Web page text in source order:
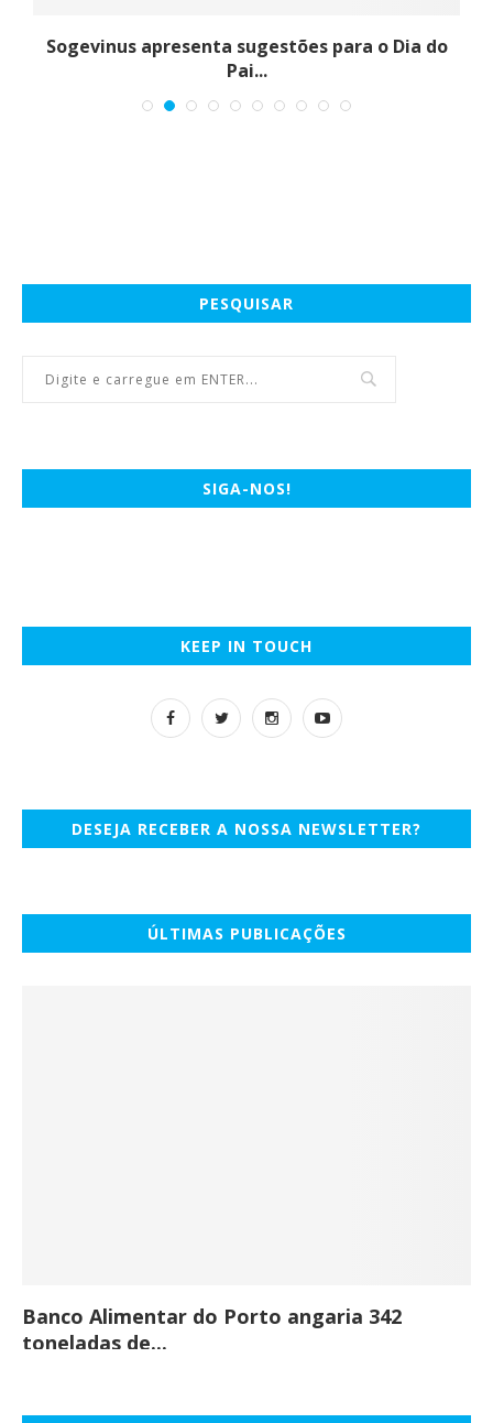
Sogevinus apresenta sugestões para o Dia do
Pai...
PESQUISAR
SIGA-NOS!
KEEP IN TOUCH
DESEJA RECEBER A NOSSA NEWSLETTER?
ÚLTIMAS PUBLICAÇÕES
Banco Alimentar do Porto angaria 342
toneladas de...